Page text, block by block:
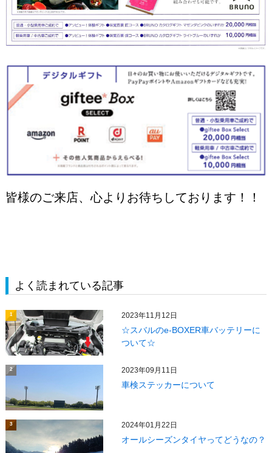
皆様のご来店、心よりお待ちしております！！
よく読まれている記事
1 2023年11月12日
☆スバルのe-BOXER車バッテリーに
ついて☆
2 2023年09月11日
車検ステッカーについて
3 2024年01月22日
オールシーズンタイヤってどうなの？